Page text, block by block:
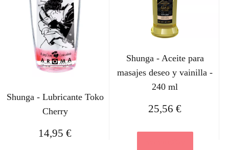
Shunga - Lubricante Toko
Cherry
14,95€
Shunga - Aceite para
masajes deseo y vainilla -
240 ml
25,56€